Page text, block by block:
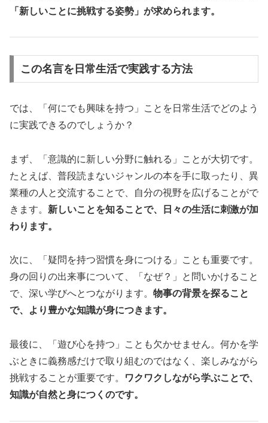
「新しいことに挑戦する姿勢」が求められます。
この名言を日常生活で実践する方法
では、「何にでも興味を持つ」ことを日常生活でどのよう
に実践できるのでしょうか？
まず、「意識的に新しい分野に触れる」ことが大切です。
たとえば、普段読まないジャンルの本を手に取ったり、異
業種の人と交流することで、自分の視野を広げることがで
きます。 新しいことを知ることで、日々の生活に刺激が加
わります。
次に、「疑問を持つ習慣を身につける」ことも重要です。
身の回りの出来事について、「なぜ？」と問いかけること
で、深い学びへとつながります。 物事の背景を探ること
で、より豊かな知識が身につきます。
最後に、「遊び心を持つ」ことも欠かせません。何かを学
ぶときに義務感だけで取り組むのではなく、楽しみながら
挑戦することが重要です。
ワクワクしながら学ぶことで、
知識が自然と身につくのです。